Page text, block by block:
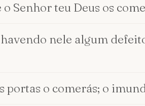
o Senhor teu Deus os
nele algum
portas o comerás; o